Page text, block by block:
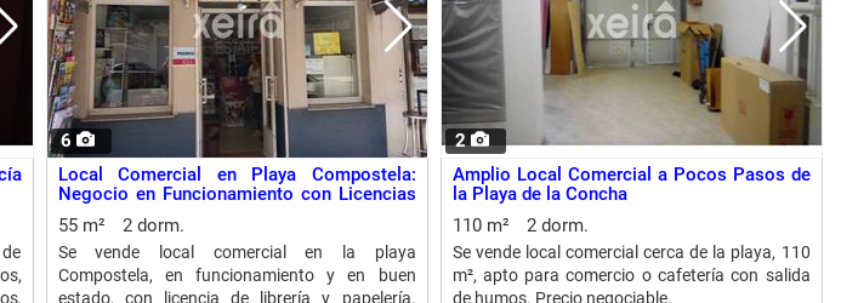
6
Local Comercial en Playa Compostela:
Negocio en Funcionamiento con Licencias
Incluidas
55 m² 2 dorm.
Se vende local comercial en la playa
Compostela, en funcionamiento y en buen
estado, con licencia de librería y papelería.
2
Amplio Local Comercial a Pocos Pasos de
la Playa de la Concha
110 m²
2 dorm.
Se vende local comercial cerca de la playa, 110
m², apto para comercio o cafetería con salida
de humos. Precio negociable.